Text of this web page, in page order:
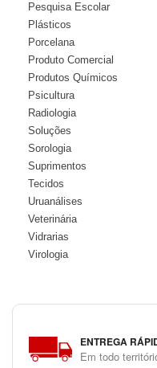
Pesquisa Escolar
Plásticos
Porcelana
Produto Comercial
Produtos Químicos
Psicultura
Radiologia
Soluções
Sorologia
Suprimentos
Tecidos
Uruanálises
Veterinária
Vidrarias
Virologia
ENTREGA
Em todo